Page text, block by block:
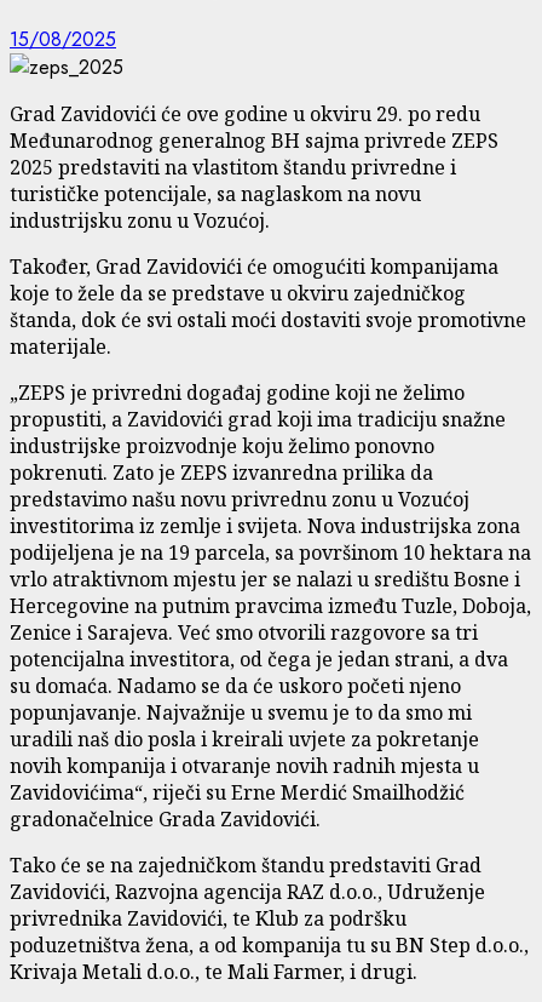
15/08/2025
Grad Zavidovići će ove godine u okviru 29. po redu
Međunarodnog generalnog BH sajma privrede ZEPS
2025 predstaviti na vlastitom štandu privredne i
turističke potencijale, sa naglaskom na novu
industrijsku zonu u Vozućoj.
Također, Grad Zavidovići će omogućiti kompanijama
koje to žele da se predstave u okviru zajedničkog
štanda, dok će svi ostali moći dostaviti svoje promotivne
materijale.
„ZEPS je privredni događaj godine koji ne želimo
propustiti, a Zavidovići grad koji ima tradiciju snažne
industrijske proizvodnje koju želimo ponovno
pokrenuti. Zato je ZEPS izvanredna prilika da
predstavimo našu novu privrednu zonu u Vozućoj
investitorima iz zemlje i svijeta. Nova industrijska zona
podijeljena je na 19 parcela, sa površinom 10 hektara na
vrlo atraktivnom mjestu jer se nalazi u središtu Bosne i
Hercegovine na putnim pravcima između Tuzle, Doboja,
Zenice i Sarajeva. Već smo otvorili razgovore sa tri
potencijalna investitora, od čega je jedan strani, a dva
su domaća. Nadamo se da će uskoro početi njeno
popunjavanje. Najvažnije u svemu je to da smo mi
uradili naš dio posla i kreirali uvjete za pokretanje
novih kompanija i otvaranje novih radnih mjesta u
Zavidovićima“, riječi su Erne Merdić Smailhodžić
gradonačelnice Grada Zavidovići.
Tako će se na zajedničkom štandu predstaviti Grad
Zavidovići, Razvojna agencija RAZ d.o.o., Udruženje
privrednika Zavidovići, te Klub za podršku
poduzetništva žena, a od kompanija tu su BN Step d.o.o.,
Krivaja Metali d.o.o., te Mali Farmer, i drugi.